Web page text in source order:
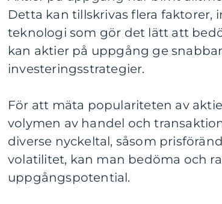
Detta kan tillskrivas flera
teknologi som gör det lätt att
kan aktier på uppgång ge
investeringsstrategier.
För att mäta populariteten av
volymen av handel och
diverse nyckeltal, såsom
volatilitet, kan man bedöma och
uppgångspotential.